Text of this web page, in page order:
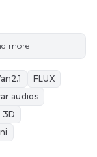
FLUX
audios
3D